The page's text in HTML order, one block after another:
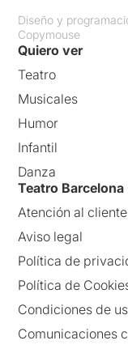
Diseño y
Copymouse
Quiero ver
Teatro
Musicales
Humor
Infantil
Danza
Teatro
Atención al cliente
Aviso legal
Política de
Política de
Condiciones de
Comunicaciones